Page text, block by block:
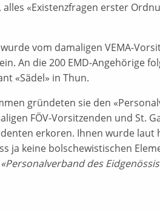
«Existenzfragen erster
vom damaligen VEMA-
An die 200 EMD-Angehörige
«Sädel» in Thun.
gründeten sie den
FÖV-Vorsitzenden und St.
erkoren. Ihnen wurde
ja keine bolschewistischen
des